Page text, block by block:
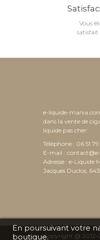
Vous
satisfait
e-liquide-
dans la vente de
liquide pas cher:
Téléphone : 06 51
E-mail :
Adresse : e-Liquide
Jacques Duclos,
En poursuivant votre
boutique.Copyright @ 2012-